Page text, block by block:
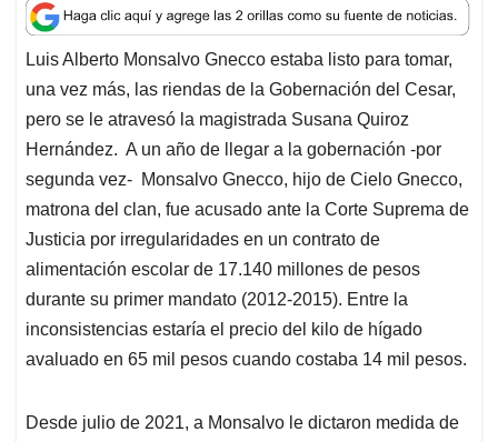
a
t
s
A
p
p
c
e
b
o
o
k
n
k
e
d
I
n
a
i
l
r
e
a
d
s
Luis Alberto Monsalvo Gnecco estaba listo para tomar,
una vez más, las riendas de la Gobernación del Cesar,
pero se le atravesó la magistrada Susana Quiroz
Hernández. A un año de llegar a la gobernación -por
segunda vez- Monsalvo Gnecco, hijo de Cielo Gnecco,
matrona del clan, fue acusado ante la Corte Suprema de
Justicia por irregularidades en un contrato de
alimentación escolar de 17.140 millones de pesos
durante su primer mandato (2012-2015). Entre la
inconsistencias estaría el precio del kilo de hígado
avaluado en 65 mil pesos cuando costaba 14 mil pesos.
Desde julio de 2021, a Monsalvo le dictaron medida de